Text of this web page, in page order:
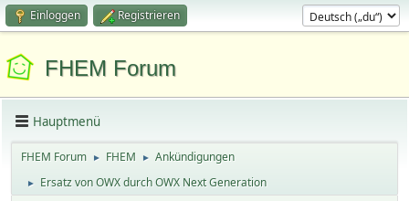
Einloggen Registrieren
FHEM Forum
Hauptmenü
FHEM Forum ► FHEM ► Ankündigungen
► Ersatz von OWX durch OWX Next Generation